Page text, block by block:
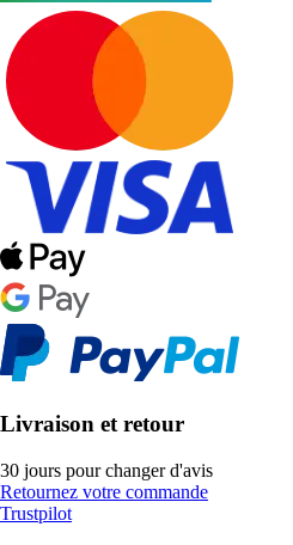
Livraison et retour
30 jours pour changer d'avis
Retournez votre commande
Trustpilot